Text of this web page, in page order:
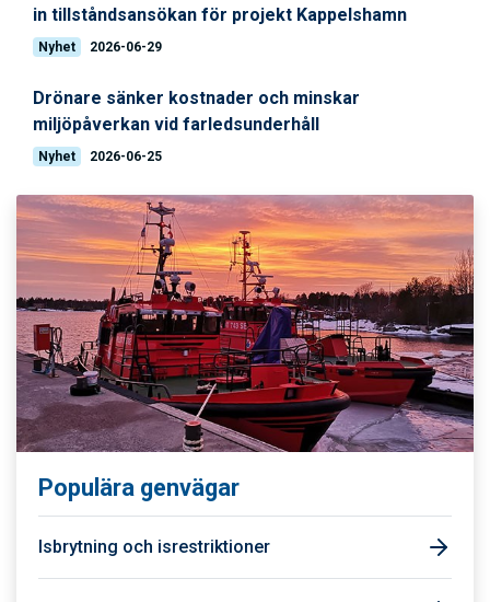
in tillståndsansökan för projekt Kappelshamn
Nyhet 2026-06-29
Drönare sänker kostnader och minskar
miljöpåverkan vid farledsunderhåll
Nyhet 2026-06-25
Populära genvägar
Isbrytning och isrestriktioner